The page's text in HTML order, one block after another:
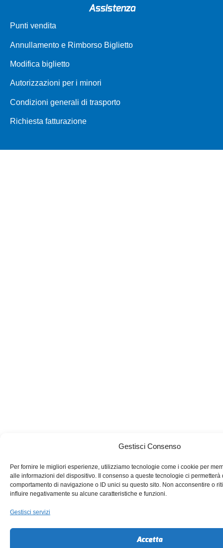
Gestisci Consenso
Per fornire le migliori esperienze, utilizziamo tecnologie come i cookie per
alle informazioni del dispositivo. Il consenso a queste tecnologie ci
comportamento di navigazione o ID unici su questo sito. Non acconsentire o
influire negativamente su alcune caratteristiche e funzioni.
Gestisci servizi
Accetta
Assistenza
Punti vendita
Annullamento e Rimborso Biglietto
Modifica biglietto
Autorizzazioni per i minori
Condizioni generali di trasporto
Richiesta fatturazione